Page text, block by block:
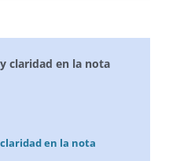
claridad en la nota
en la nota